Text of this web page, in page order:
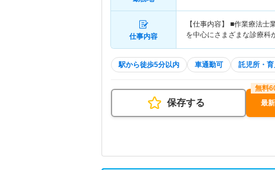
仕事内容
【仕事内容】 ■作業療法
を中心にさまざまな診療
駅から徒歩5分以内 車通勤可 託児所・
保存する 最